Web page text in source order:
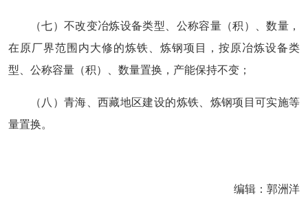
（七）不改变冶炼设备类型、公称容量（积）、数量，
在原厂界范围内大修的炼铁、炼钢项目，按原冶炼设备类
型、公称容量（积）、数量置换，产能保持不变；
（八）青海、西藏地区建设的炼铁、炼钢项目可实施等
量置换。
编辑：郭洲洋